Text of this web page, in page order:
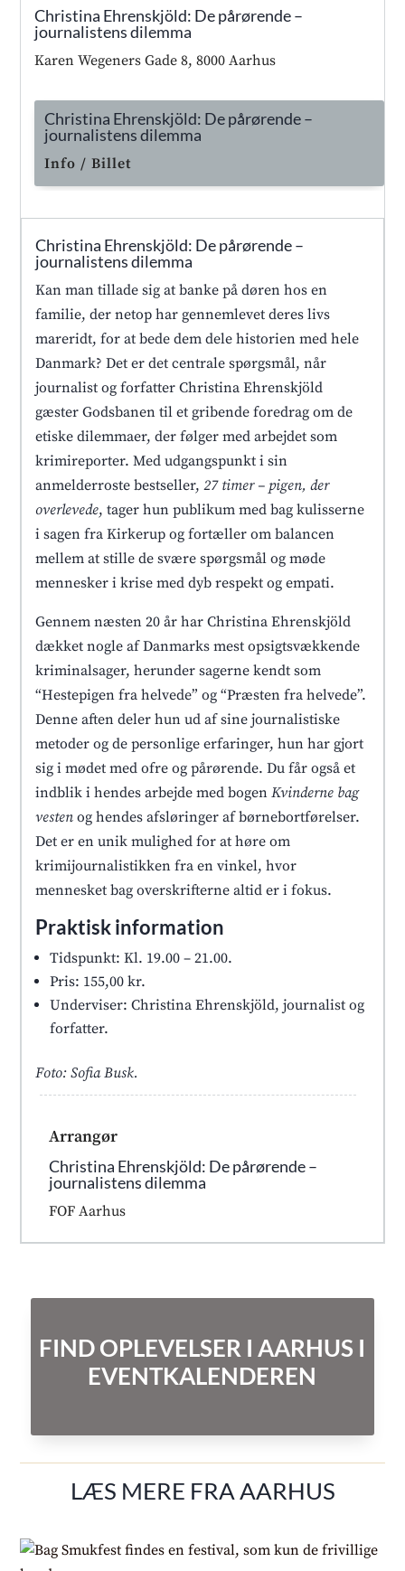
Christina Ehrenskjöld: De pårørende –
journalistens dilemma
Karen Wegeners Gade 8, 8000 Aarhus
Christina Ehrenskjöld: De pårørende –
journalistens dilemma
Info / Billet
Christina Ehrenskjöld: De pårørende –
journalistens dilemma
Kan man tillade sig at banke på døren hos en
familie, der netop har gennemlevet deres livs
mareridt, for at bede dem dele historien med hele
Danmark? Det er det centrale spørgsmål, når
journalist og forfatter Christina Ehrenskjöld
gæster Godsbanen til et gribende foredrag om de
etiske dilemmaer, der følger med arbejdet som
krimireporter. Med udgangspunkt i sin
anmelderroste bestseller,27 timer – pigen, der
overlevede, tager hun publikum med bag kulisserne
i sagen fra Kirkerup og fortæller om balancen
mellem at stille de svære spørgsmål og møde
mennesker i krise med dyb respekt og empati.
Gennem næsten 20 år har Christina Ehrenskjöld
dækket nogle af Danmarks mest opsigtsvækkende
kriminalsager, herunder sagerne kendt som
“Hestepigen fra helvede” og “Præsten fra helvede”.
Denne aften deler hun ud af sine journalistiske
metoder og de personlige erfaringer, hun har gjort
sig i mødet med ofre og pårørende. Du får også et
indblik i hendes arbejde med bogenKvinderne bag
vesten og hendes afsløringer af børnebortførelser.
Det er en unik mulighed for at høre om
krimijournalistikken fra en vinkel, hvor
mennesket bag overskrifterne altid er i fokus.
Praktisk information
Tidspunkt: Kl. 19.00 – 21.00.
Pris: 155,00 kr.
Underviser: Christina Ehrenskjöld, journalist og
forfatter.
Foto: Sofia Busk.
Arrangør
Christina Ehrenskjöld: De pårørende –
journalistens dilemma
FOF Aarhus
FIND OPLEVELSER I AARHUS I
EVENTKALENDEREN
LÆS MERE FRA AARHUS